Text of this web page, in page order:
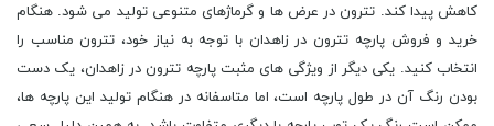
کاهش پیدا کند. تترون‌ در عرض ‌ها و گرماژهای متنوعی تولید می ‌شود. هنگام
خرید و فروش پارچه تترون در زاهدان با توجه به نیاز خود، تترون مناسب را
انتخاب کنید. یکی دیگر از ویژگی ‌های مثبت پارچه تترون در زاهدان، یک دست
بودن رنگ آن در طول پارچه است، اما متاسفانه در هنگام تولید این پارچه ‌ها،